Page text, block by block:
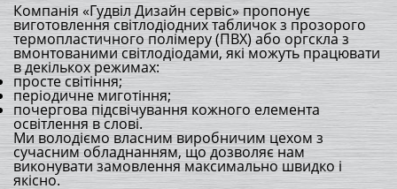
Компанія «Гудвіл Дизайн сервіс» пропонує
виготовлення світлодіодних табличок з прозорого
термопластичного полімеру (ПВХ) або оргскла з
вмонтованими світлодіодами, які можуть працювати
в декількох режимах:
просте світіння;
періодичне миготіння;
почергова підсвічування кожного елемента
освітлення в слові.
Ми володіємо власним виробничим цехом з
сучасним обладнанням, що дозволяє нам
виконувати замовлення максимально швидко і
якісно.